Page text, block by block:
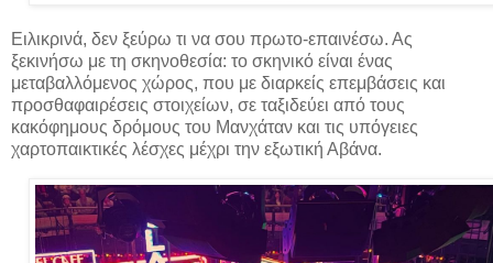
Ειλικρινά, δεν ξεύρω τι να σου πρωτο-επαινέσω. Ας
ξεκινήσω με τη σκηνοθεσία: το σκηνικό είναι ένας
μεταβαλλόμενος χώρος, που με διαρκείς επεμβάσεις και
προσθαφαιρέσεις στοιχείων, σε ταξιδεύει από τους
κακόφημους δρόμους του Μανχάταν και τις υπόγειες
χαρτοπαικτικές λέσχες μέχρι την εξωτική Αβάνα.